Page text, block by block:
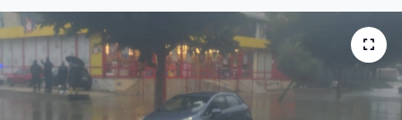
Gündem
Günün Manşetleri
Son Dakika Haberleri
Haber Arşivi